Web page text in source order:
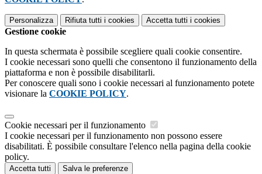
Personalizza Rifiuta tutti i cookies Accetta tutti i cookies
Gestione cookie
In questa schermata è possibile scegliere quali cookie consentire.
I cookie necessari sono quelli che consentono il funzionamento della
piattaforma e non è possibile disabilitarli.
Per conoscere quali sono i cookie necessari al funzionamento potete
visionare la COOKIE POLICY.
Cookie necessari per il funzionamento
I cookie necessari per il funzionamento non possono essere
disabilitati. È possibile consultare l'elenco nella pagina della cookie
policy.
Accetta tutti Salva le preferenze